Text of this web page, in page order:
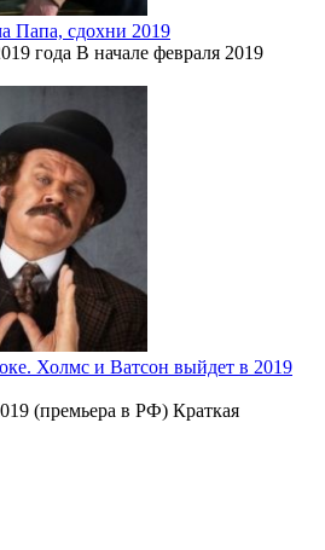
Папа, сдохни 2019
года В начале февраля 2019
Холмс и Ватсон выйдет в 2019
(премьера в РФ) Краткая